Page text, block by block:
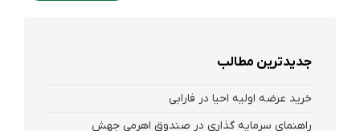
جدیدترین مطالب
خرید عرضه اولیه احیا در فارابی
راهنمای سرمایه گذاری در صندوق اهرمی جهش